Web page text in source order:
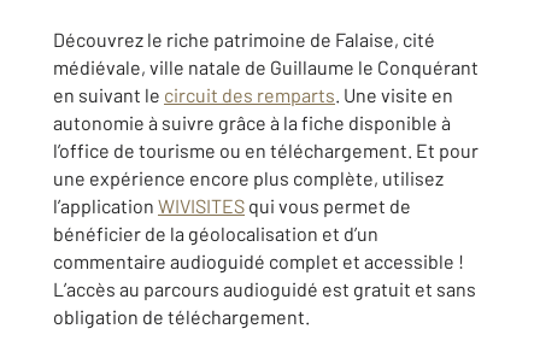
Découvrez le riche patrimoine de Falaise, cité
médiévale, ville natale de Guillaume le Conquérant
en suivant le circuit des remparts. Une visite en
autonomie à suivre grâce à la fiche disponible à
l’office de tourisme ou en téléchargement. Et pour
une expérience encore plus complète, utilisez
l’application WIVISITES qui vous permet de
bénéficier de la géolocalisation et d’un
commentaire audioguidé complet et accessible !
L’accès au parcours audioguidé est gratuit et sans
obligation de téléchargement.